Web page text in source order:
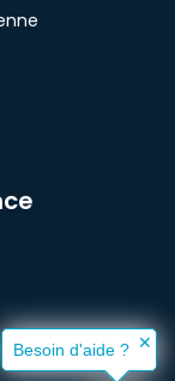
Besoin d'aide ? ✕